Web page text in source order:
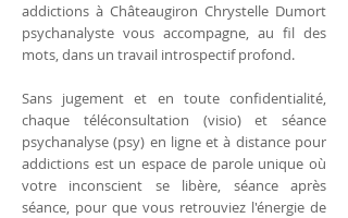
addictions à Châteaugiron Chrystelle Dumort
psychanalyste vous accompagne, au fil des
mots, dans un travail introspectif profond.
Sans jugement et en toute confidentialité,
chaque téléconsultation (visio) et séance
psychanalyse (psy) en ligne et à distance pour
addictions est un espace de parole unique où
votre inconscient se libère, séance après
séance, pour que vous retrouviez l'énergie de